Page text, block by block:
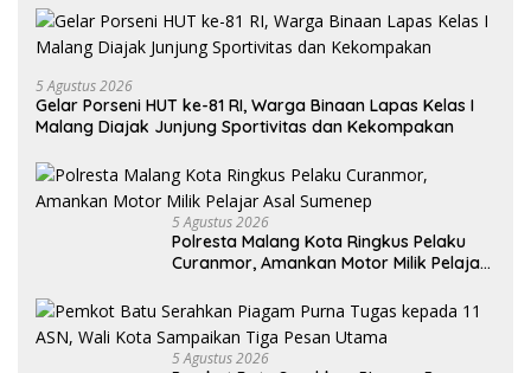
5 Agustus 2026
Gelar Porseni HUT ke-81 RI, Warga Binaan Lapas Kelas I
Malang Diajak Junjung Sportivitas dan Kekompakan
5 Agustus 2026
Polresta Malang Kota Ringkus Pelaku
Curanmor, Amankan Motor Milik Pelajar
5 Agustus 2026